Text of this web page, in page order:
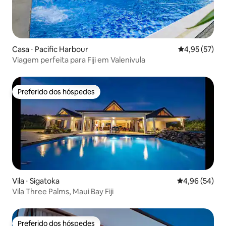
Casa ⋅ Pacific Harbour 4,95 de uma
4,95 (57)
Viagem perfeita para Fiji em Valenivula
Preferido dos hóspedes
Preferido dos hóspedes
Vila ⋅ Sigatoka 4,96 de uma
4,96 (54)
Vila Three Palms, Maui Bay Fiji
Preferido dos hóspedes